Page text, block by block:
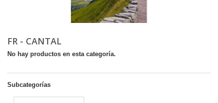
FR - CANTAL
No hay productos en esta categoría.
Subcategorías